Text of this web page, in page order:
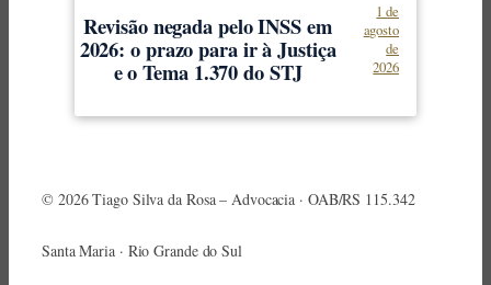
Revisão negada pelo INSS em
2026: o prazo para ir à Justiça
e o Tema 1.370 do STJ
1 de
agosto
de
2026
© 2026 Tiago Silva da Rosa – Advocacia · OAB/RS 115.342
Santa Maria · Rio Grande do Sul